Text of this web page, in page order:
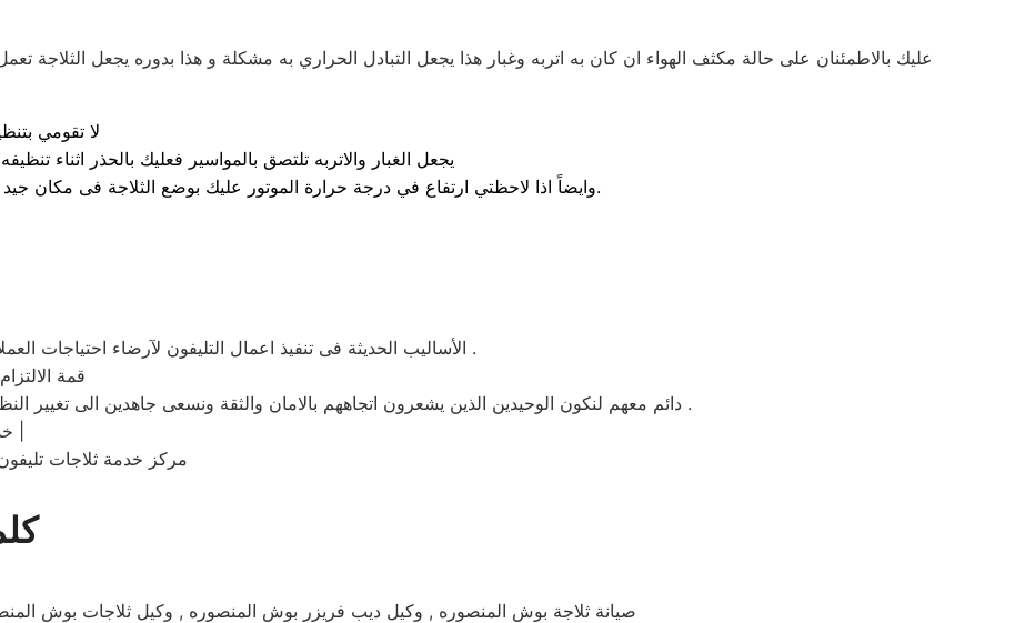
عليك بالاطمئنان على حالة مكثف الهواء ان كان به اتربه وغبار هذا يجعل التبادل الحراري به مشكلة و هذا بدوره يجعل الثلاجة
لا تقومي
يجعل الغبار والاتربه تلتصق بالمواسير فعليك بالحذر اثناء
وايضاً اذا لاحظتي ارتفاع في درجة حرارة الموتور عليك بوضع الثلاجة فى مكان جيد التهوية مع فتح النوافذ بالغرفة لتفادى اعطال الـثلاجة بوش.
الأساليب الحديثة فى تنفيذ اعمال التليفون لآرضاء احتياجات العملاء فى عنصر الوقت و الاحساس بالتميز و الرقى فى التعامل معنا .
دائم معهم لنكون الوحيدين الذين يشعرون اتجاههم بالامان والثقة ونسعى جاهدين الى تغيير النظرة السائدة فى مصر عن التليفون نحن فى ثقة متابدلة مع العميل .
مركز خدمة ثلاجات
, صيانة ثلاجة بوش المنصوره , وكيل ديب فريزر بوش المنصوره , وكيل ثلاجات بوش